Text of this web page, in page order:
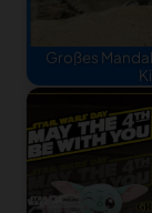
Großes